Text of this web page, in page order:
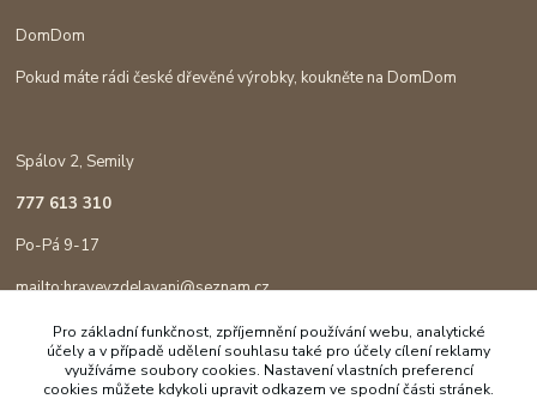
DomDom
Pokud máte rádi české dřevěné výrobky, koukněte na DomDom
Spálov 2, Semily
777 613 310
Po-Pá 9-17
mailto:hravevzdelavani@seznam.cz
Pro základní funkčnost, zpříjemnění používání webu, analytické
účely a v případě udělení souhlasu také pro účely cílení reklamy
využíváme soubory cookies. Nastavení vlastních preferencí
cookies můžete kdykoli upravit odkazem ve spodní části stránek.